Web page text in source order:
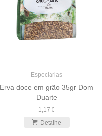
Especiarias
Erva doce em grão 35gr Dom
Duarte
1,17 €
Detalhe